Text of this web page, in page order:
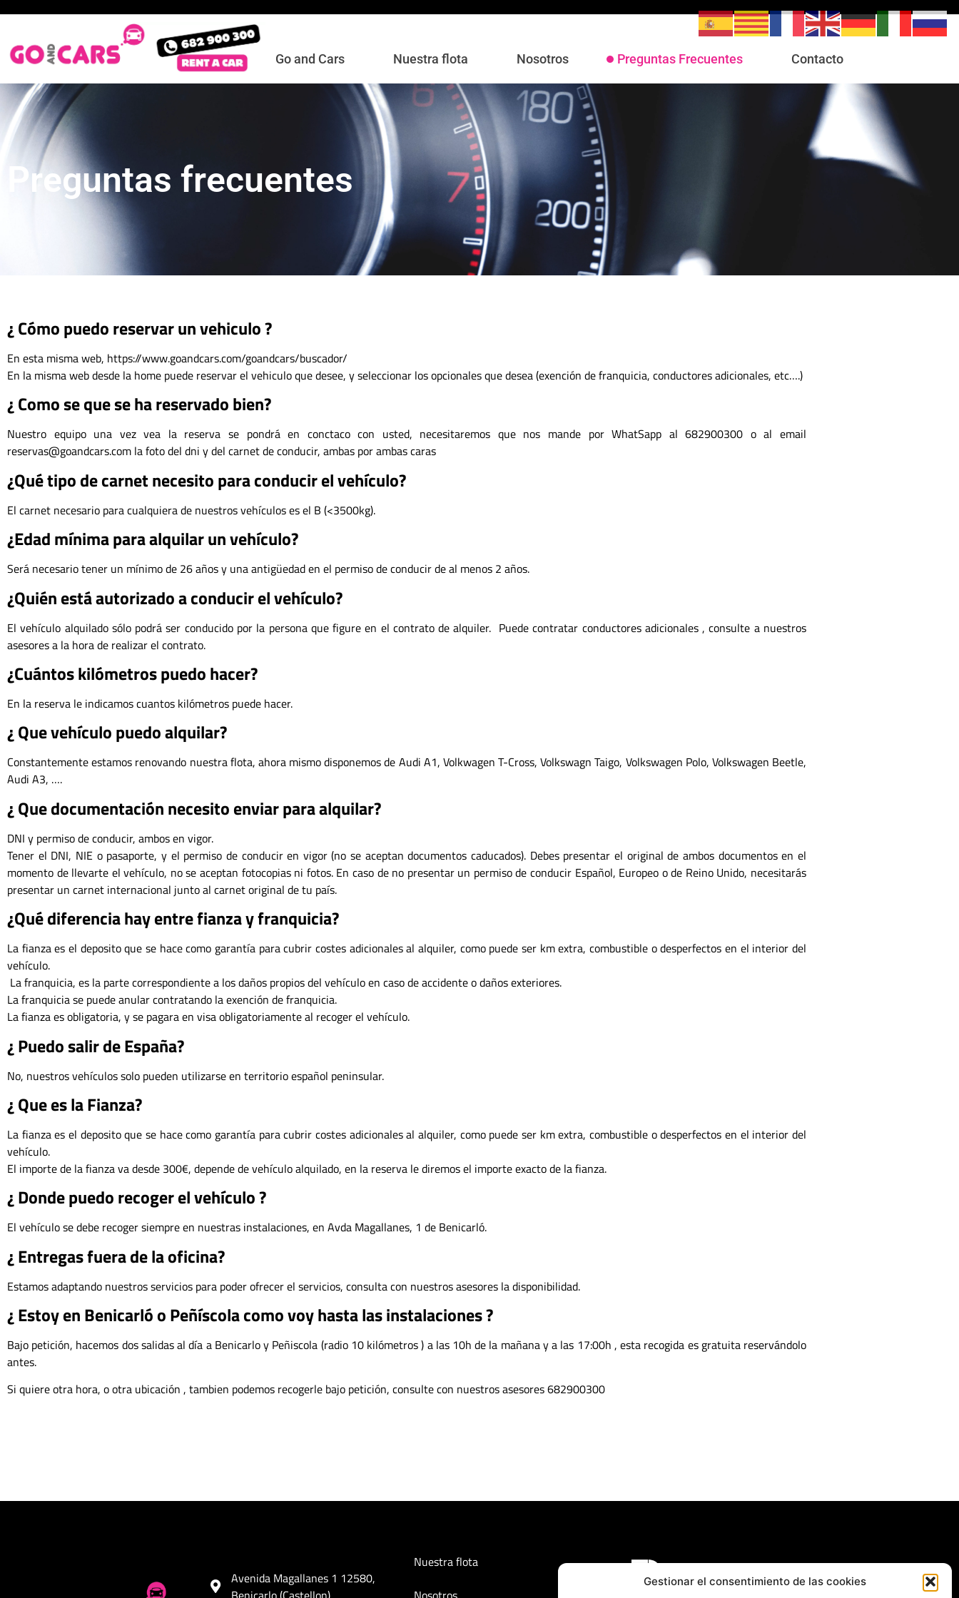
Gestionar el consentimiento de las cookies
Go and Cars Nuestra flota Nosotros Preguntas Frecuentes Contacto
Preguntas frecuentes
¿ Cómo puedo reservar un vehiculo ?
En esta misma web, https://www.goandcars.com/goandcars/buscador/
En la misma web desde la home puede reservar el vehiculo que desee, y seleccionar los opcionales que desea (exención de franquicia, conductores adicionales, etc….)
¿ Como se que se ha reservado bien?
Nuestro equipo una vez vea la reserva se pondrá en conctaco con usted, necesitaremos que nos mande por WhatSapp al 682900300 o al email
reservas@goandcars.com la foto del dni y del carnet de conducir, ambas por ambas caras
¿Qué tipo de carnet necesito para conducir el vehículo?
El carnet necesario para cualquiera de nuestros vehículos es el B (<3500kg).
¿Edad mínima para alquilar un vehículo?
Será necesario tener un mínimo de 26 años y una antigüedad en el permiso de conducir de al menos 2 años.
¿Quién está autorizado a conducir el vehículo?
El vehículo alquilado sólo podrá ser conducido por la persona que figure en el contrato de alquiler. Puede contratar conductores adicionales , consulte a nuestros
asesores a la hora de realizar el contrato.
¿Cuántos kilómetros puedo hacer?
En la reserva le indicamos cuantos kilómetros puede hacer.
¿ Que vehículo puedo alquilar?
Constantemente estamos renovando nuestra flota, ahora mismo disponemos de Audi A1, Volkwagen T-Cross, Volkswagn Taigo, Volkswagen Polo, Volkswagen Beetle,
Audi A3, ….
¿ Que documentación necesito enviar para alquilar?
DNI y permiso de conducir, ambos en vigor.
Tener el DNI, NIE o pasaporte, y el permiso de conducir en vigor (no se aceptan documentos caducados). Debes presentar el original de ambos documentos en el
momento de llevarte el vehículo, no se aceptan fotocopias ni fotos. En caso de no presentar un permiso de conducir Español, Europeo o de Reino Unido, necesitarás
presentar un carnet internacional junto al carnet original de tu país.
¿Qué diferencia hay entre fianza y franquicia?
La fianza es el deposito que se hace como garantía para cubrir costes adicionales al alquiler, como puede ser km extra, combustible o desperfectos en el interior del
vehículo.
La franquicia, es la parte correspondiente a los daños propios del vehículo en caso de accidente o daños exteriores.
La franquicia se puede anular contratando la exención de franquicia.
La fianza es obligatoria, y se pagara en visa obligatoriamente al recoger el vehículo.
¿ Puedo salir de España?
No, nuestros vehículos solo pueden utilizarse en territorio español peninsular.
¿ Que es la Fianza?
La fianza es el deposito que se hace como garantía para cubrir costes adicionales al alquiler, como puede ser km extra, combustible o desperfectos en el interior del
vehículo.
El importe de la fianza va desde 300€, depende de vehículo alquilado, en la reserva le diremos el importe exacto de la fianza.
¿ Donde puedo recoger el vehículo ?
El vehículo se debe recoger siempre en nuestras instalaciones, en Avda Magallanes, 1 de Benicarló.
¿ Entregas fuera de la oficina?
Estamos adaptando nuestros servicios para poder ofrecer el servicios, consulta con nuestros asesores la disponibilidad.
¿ Estoy en Benicarló o Peñíscola como voy hasta las instalaciones ?
Bajo petición, hacemos dos salidas al día a Benicarlo y Peñiscola (radio 10 kilómetros ) a las 10h de la mañana y a las 17:00h , esta recogida es gratuita reservándolo
antes.
Si quiere otra hora, o otra ubicación , tambien podemos recogerle bajo petición, consulte con nuestros asesores 682900300
Avenida Magallanes 1 12580,
Nuestra flota